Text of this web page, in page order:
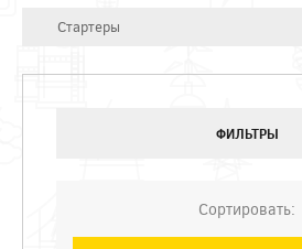
Стартеры
ФИЛЬТРЫ
Сортировать: